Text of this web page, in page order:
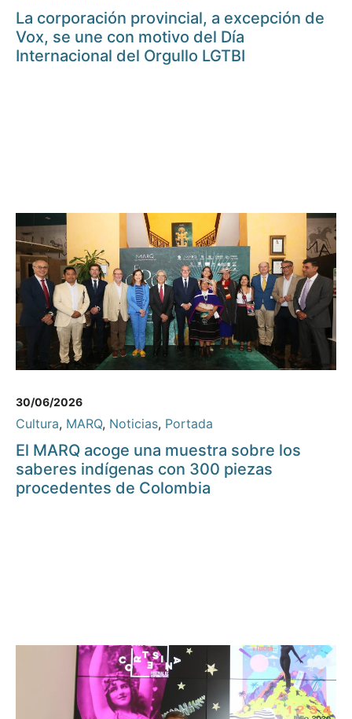
La corporación provincial, a excepción de
Vox, se une con motivo del Día
Internacional del Orgullo LGTBI
30/06/2026
Cultura, MARQ, Noticias, Portada
El MARQ acoge una muestra sobre los
saberes indígenas con 300 piezas
procedentes de Colombia